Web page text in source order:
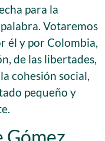
para la
Votaremos
él y por Colombia,
de las libertades,
cohesión social,
pequeño y